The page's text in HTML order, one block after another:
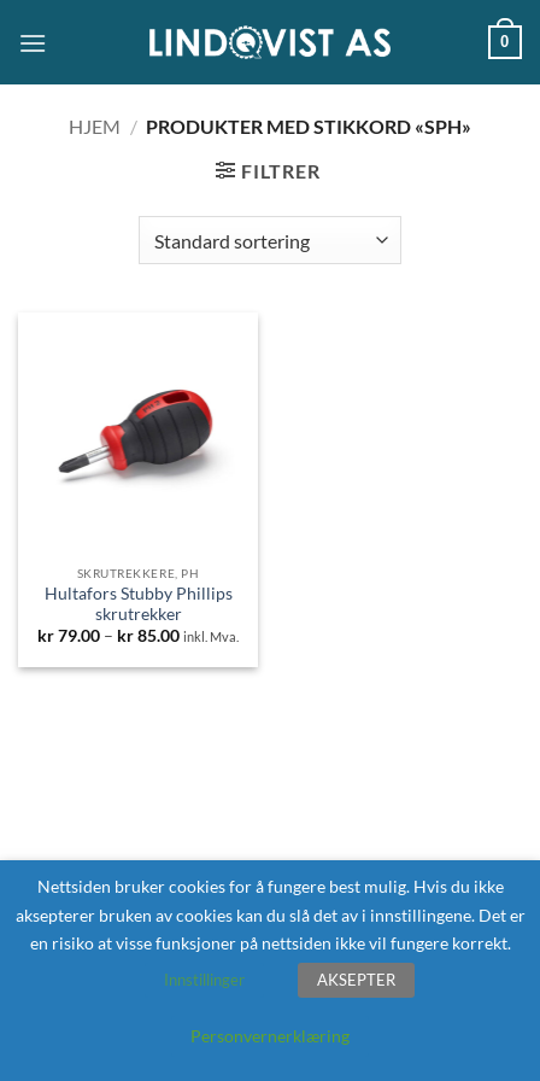
0
HJEM / PRODUKTER MED STIKKORD «SPH»
FILTRER
SKRUTREKKERE, PH
Hultafors Stubby Phillips
skrutrekker
kr79.00 – kr85.00Prisområde:
til
inkl. Mva.
Nettsiden bruker cookies for å fungere best mulig. Hvis du ikke
aksepterer bruken av cookies kan du slå det av i innstillingene. Det er
en risiko at visse funksjoner på nettsiden ikke vil fungere korrekt.
Innstillinger AKSEPTER
Personvernerklæring